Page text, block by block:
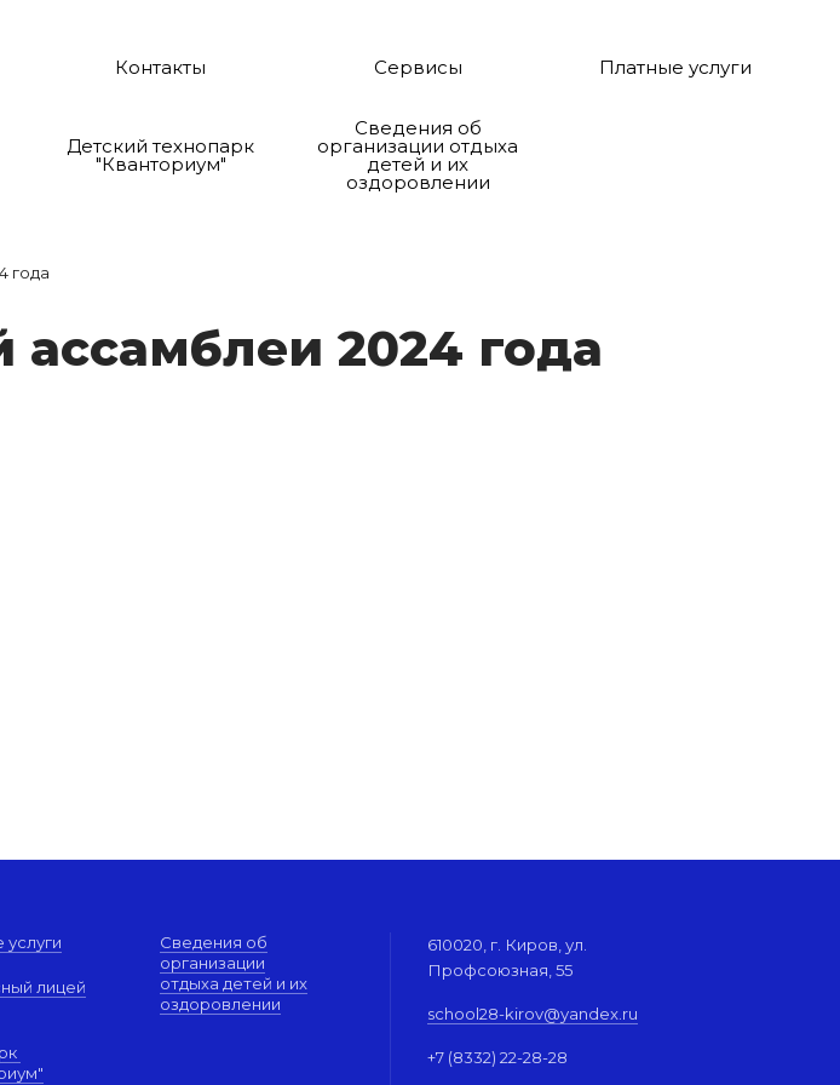
Контакты Сервисы Платные услуги
Детский технопарк
"Кванториум"
Сведения об
организации отдыха
детей и их
оздоровлении
года
ас­сам­блеи 2024 го­да
лицей
Сведения об
организации
отдыха детей и их
оздоровлении
610020, г. Киров, ул.
Профсоюзная, 55
school28-kirov@yandex.ru
+7 (8332) 22-28-28